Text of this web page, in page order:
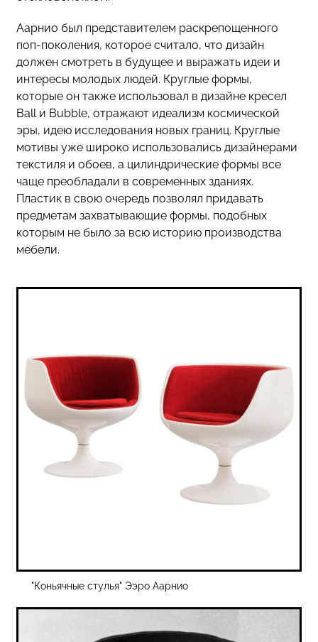
Аарнио был представителем раскрепощенного
поп-поколения, которое считало, что дизайн
должен смотреть в будущее и выражать идеи и
интересы молодых людей. Круглые формы,
которые он также использовал в дизайне кресел
Ball и Bubble, отражают идеализм космической
эры, идею исследования новых границ. Круглые
мотивы уже широко использовались дизайнерами
текстиля и обоев, а цилиндрические формы все
чаще преобладали в современных зданиях.
Пластик в свою очередь позволял придавать
предметам захватывающие формы, подобных
которым не было за всю историю производства
мебели.
"Коньячные стулья" Ээро Аарнио